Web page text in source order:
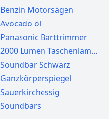
Benzin Motorsägen
Avocado öl
Panasonic Barttrimmer
2000 Lumen Taschenlampen
Soundbar Schwarz
Ganzkörperspiegel
Sauerkirchessig
Soundbars